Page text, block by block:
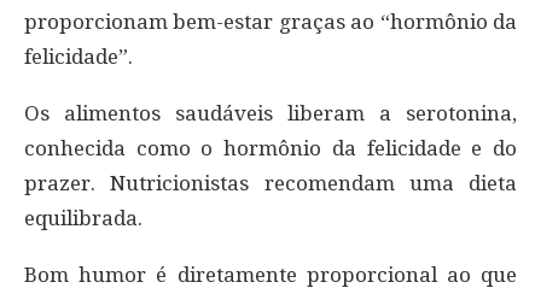
proporcionam bem-estar graças ao “hormônio da
felicidade”.
Os alimentos saudáveis liberam a serotonina,
conhecida como o hormônio da felicidade e do
prazer. Nutricionistas recomendam uma dieta
equilibrada.
Bom humor é diretamente proporcional ao que